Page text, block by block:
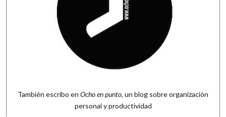
También escribo en Ocho en punto, un blog sobre organización
personal y productividad